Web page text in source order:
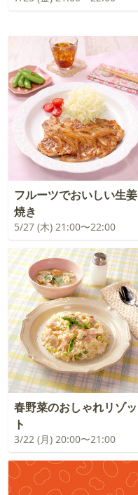
フルーツでおいしい生姜
焼き
5/27 (木) 21:00〜22:00
春野菜のおしゃれリゾッ
ト
3/22 (月) 20:00〜21:00